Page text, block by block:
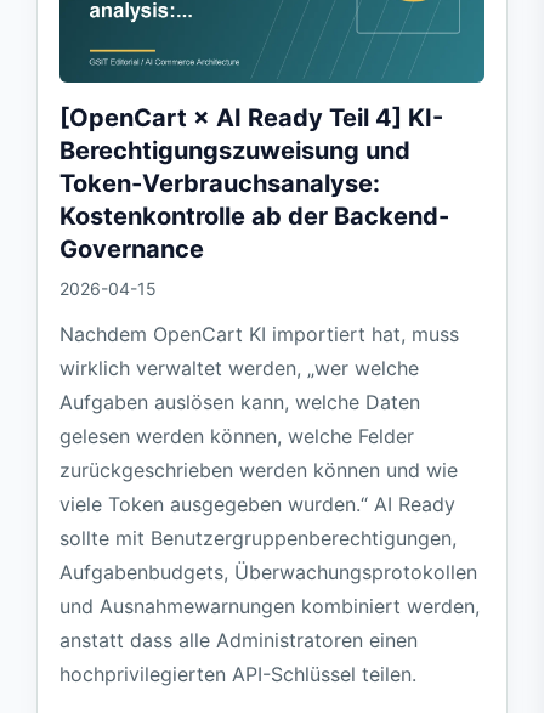
[OpenCart × AI Ready Teil 4] KI-
Berechtigungszuweisung und
Token-Verbrauchsanalyse:
Kostenkontrolle ab der Backend-
Governance
2026-04-15
Nachdem OpenCart KI importiert hat, muss
wirklich verwaltet werden, „wer welche
Aufgaben auslösen kann, welche Daten
gelesen werden können, welche Felder
zurückgeschrieben werden können und wie
viele Token ausgegeben wurden.“ AI Ready
sollte mit Benutzergruppenberechtigungen,
Aufgabenbudgets, Überwachungsprotokollen
und Ausnahmewarnungen kombiniert werden,
anstatt dass alle Administratoren einen
hochprivilegierten API-Schlüssel teilen.